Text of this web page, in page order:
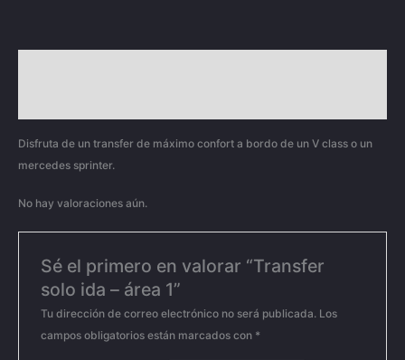
Disfruta de un transfer de máximo confort a bordo de un V class o un
mercedes sprinter.
No hay valoraciones aún.
Sé el primero en valorar “Transfer
solo ida – área 1”
Tu dirección de correo electrónico no será publicada. Los
campos obligatorios están marcados con *